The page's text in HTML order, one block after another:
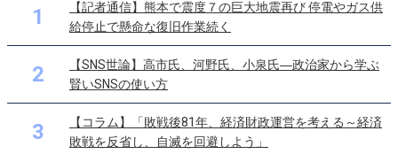
1
【記者通信】熊本で震度７の巨大地震再び 停電やガス供
給停止で懸命な復旧作業続く
2
【SNS世論】高市氏、河野氏、小泉氏―政治家から学ぶ
賢いSNSの使い方
3
【コラム】「敗戦後81年、経済財政運営を考える～経済
敗戦を反省し、自滅を回避しよう」